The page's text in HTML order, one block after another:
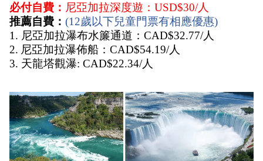
必付自費： 尼亞加拉深度遊：USD$30/人
推薦自費： (12歲以下兒童門票有相應優惠)
1. 尼亞加拉瀑布水簾通道：CAD$32.77/人
2. 尼亞加拉瀑佈船：CAD$54.19/人
3. 天龍塔觀瀑: CAD$22.34/人